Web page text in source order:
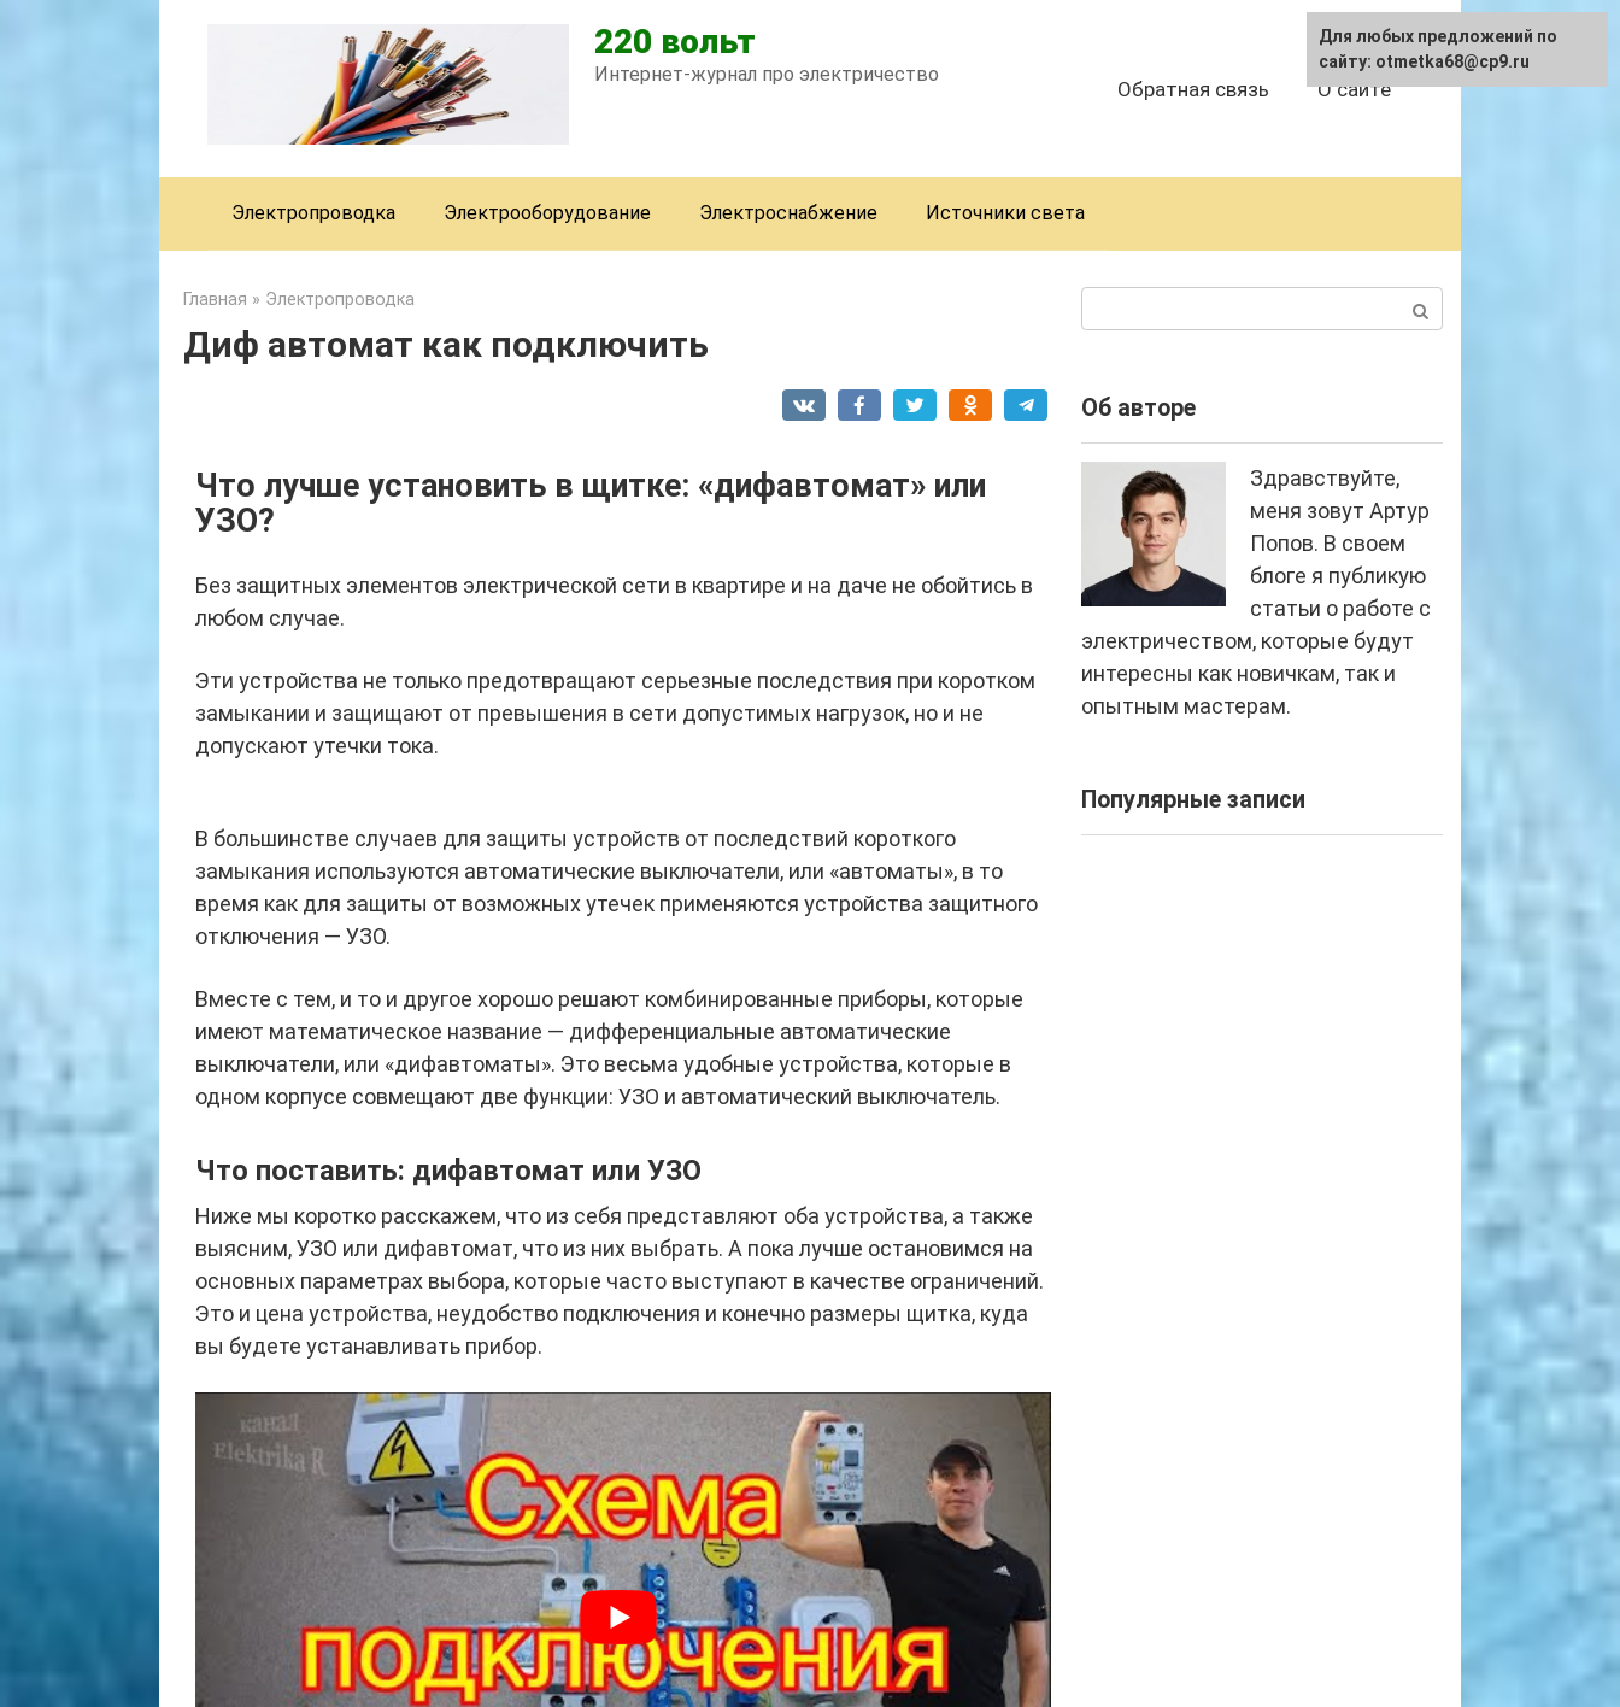
220 вольт
Интернет-журнал про электричество
Обратная связь О сайте
Электропроводка Электрооборудование Электроснабжение Источники света
Главная » Электропроводка
Диф автомат как подключить
Что лучше установить в щитке: «дифавтомат» или
УЗО?
Без защитных элементов электрической сети в квартире и на даче не обойтись в
любом случае.
Эти устройства не только предотвращают серьезные последствия при коротком
замыкании и защищают от превышения в сети допустимых нагрузок, но и не
допускают утечки тока.
В большинстве случаев для защиты устройств от последствий короткого
замыкания используются автоматические выключатели, или «автоматы», в то
время как для защиты от возможных утечек применяются устройства защитного
отключения — УЗО.
Вместе с тем, и то и другое хорошо решают комбинированные приборы, которые
имеют математическое название — дифференциальные автоматические
выключатели, или «дифавтоматы». Это весьма удобные устройства, которые в
одном корпусе совмещают две функции: УЗО и автоматический выключатель.
Что поставить: дифавтомат или УЗО
Ниже мы коротко расскажем, что из себя представляют оба устройства, а также
выясним, УЗО или дифавтомат, что из них выбрать. А пока лучше остановимся на
основных параметрах выбора, которые часто выступают в качестве ограничений.
Это и цена устройства, неудобство подключения и конечно размеры щитка, куда
вы будете устанавливать прибор.
Об авторе
Здравствуйте,
меня зовут Артур
Попов. В своем
блоге я публикую
статьи о работе с
электричеством, которые будут
интересны как новичкам, так и
опытным мастерам.
Популярные записи
Для любых предложений по
сайту: otmetka68@cp9.ru